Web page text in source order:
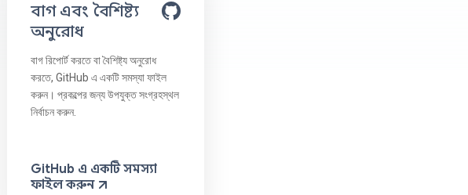
বাগ এবং বৈশিষ্ট্য
অনুরোধ
বাগ রিপোর্ট করতে বা বৈশিষ্ট্য অনুরোধ
করতে, GitHub এ একটি সমস্যা ফাইল
করুন। প্রকল্পের জন্য উপযুক্ত সংগ্রহস্থল
নির্বাচন করুন.
GitHub এ একটি সমস্যা
ফাইল করুন